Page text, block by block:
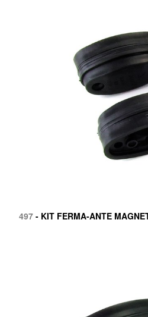
497- KIT FERMA-ANTE